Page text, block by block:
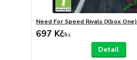
Need For Speed Rivals (Xbox One)
697 Kč/ks
Detail